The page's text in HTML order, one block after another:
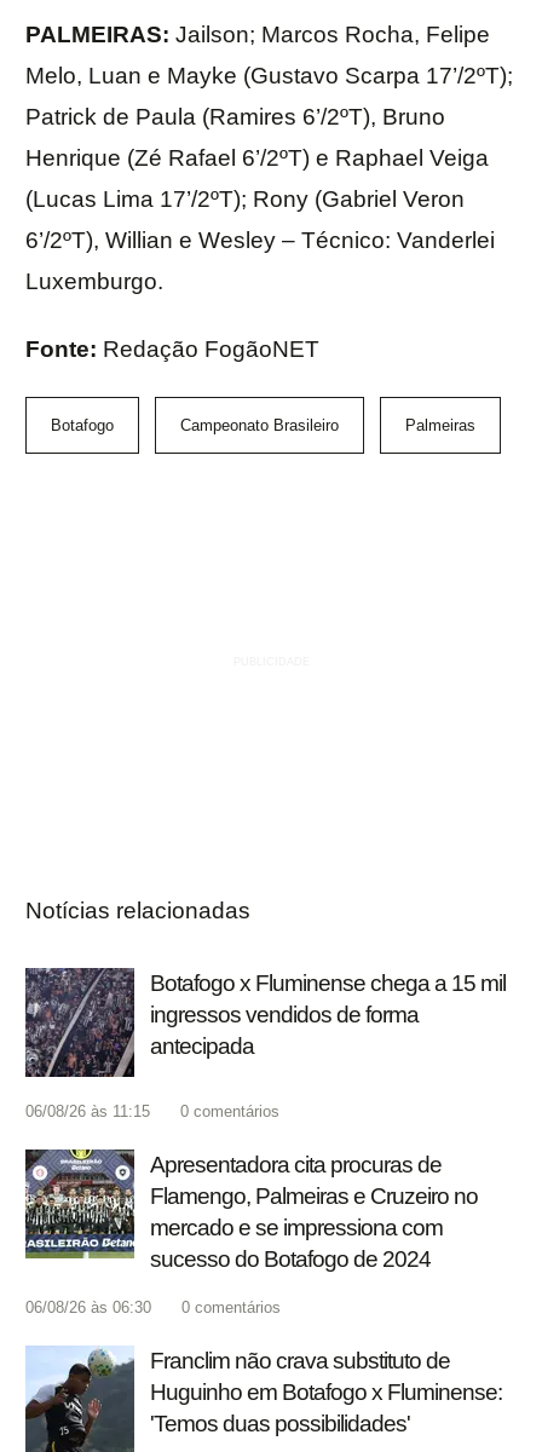
PALMEIRAS: Jailson; Marcos Rocha, Felipe
Melo, Luan e Mayke (Gustavo Scarpa 17’/2ºT);
Patrick de Paula (Ramires 6’/2ºT), Bruno
Henrique (Zé Rafael 6’/2ºT) e Raphael Veiga
(Lucas Lima 17’/2ºT); Rony (Gabriel Veron
6’/2ºT), Willian e Wesley – Técnico: Vanderlei
Luxemburgo.
Fonte: Redação FogãoNET
Botafogo Campeonato Brasileiro Palmeiras
Notícias relacionadas
Botafogo x Fluminense chega a 15 mil
ingressos vendidos de forma
antecipada
06/08/26 às 11:15 0 comentários
Apresentadora cita procuras de
Flamengo, Palmeiras e Cruzeiro no
mercado e se impressiona com
sucesso do Botafogo de 2024
06/08/26 às 06:30 0 comentários
Franclim não crava substituto de
Huguinho em Botafogo x Fluminense:
'Temos duas possibilidades'